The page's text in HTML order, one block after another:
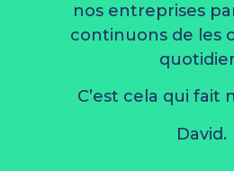
nos entreprises
continuons de les
C’est cela qui fait
David.